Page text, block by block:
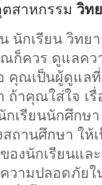
สาหกรรม วิท
นักเรียน วิทย
ณก็ควร ดูแลค
คุณเป็นผู้ดูแลที่
ถ้าคุณใส่ใจ เรื่
เรียนนักศึกษ
ถานศึกษา ให้
องนักเรียนแล
ความปลอดภัย